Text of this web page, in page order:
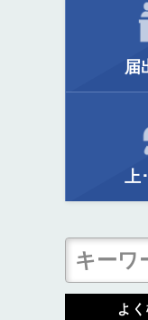
届
上
よ